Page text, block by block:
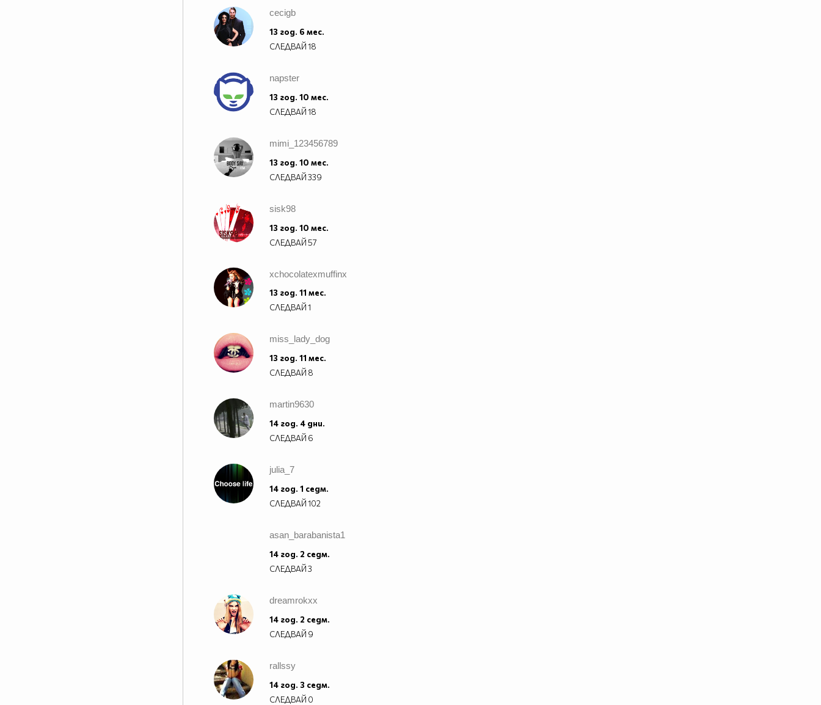
///////////////////////////////////////////////////////////////////////////////////////////////////////////////////////////////
cecigb
13 год. 6 мес.
СЛЕДВАЙ18
napster
13 год. 10 мес.
СЛЕДВАЙ18
mimi_123456789
13 год. 10 мес.
СЛЕДВАЙ339
sisk98
13 год. 10 мес.
СЛЕДВАЙ57
xchocolatexmuffinx
13 год. 11 мес.
СЛЕДВАЙ1
miss_lady_dog
13 год. 11 мес.
СЛЕДВАЙ 8
martin9630
14 год. 4 дни.
СЛЕДВАЙ 6
julia_7
14 год. 1 седм.
СЛЕДВАЙ102
asan_barabanista1
14 год. 2 седм.
СЛЕДВАЙ3
dreamrokxx
14 год. 2 седм.
СЛЕДВАЙ 9
rallssy
14 год. 3 седм.
СЛЕДВАЙ 0